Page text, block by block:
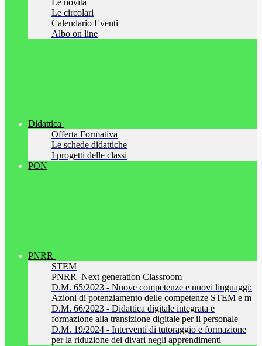
Le novità
Le circolari
Calendario Eventi
Albo on line
Didattica
Offerta Formativa
Le schede didattiche
I progetti delle classi
PON
PNRR
STEM
PNRR_Next generation Classroom
D.M. 65/2023 - Nuove competenze e nuovi linguaggi:
Azioni di potenziamento delle competenze STEM e m
D.M. 66/2023 - Didattica digitale integrata e
formazione alla transizione digitale per il personale
D.M. 19/2024 - Interventi di tutoraggio e formazione
per la riduzione dei divari negli apprendimenti